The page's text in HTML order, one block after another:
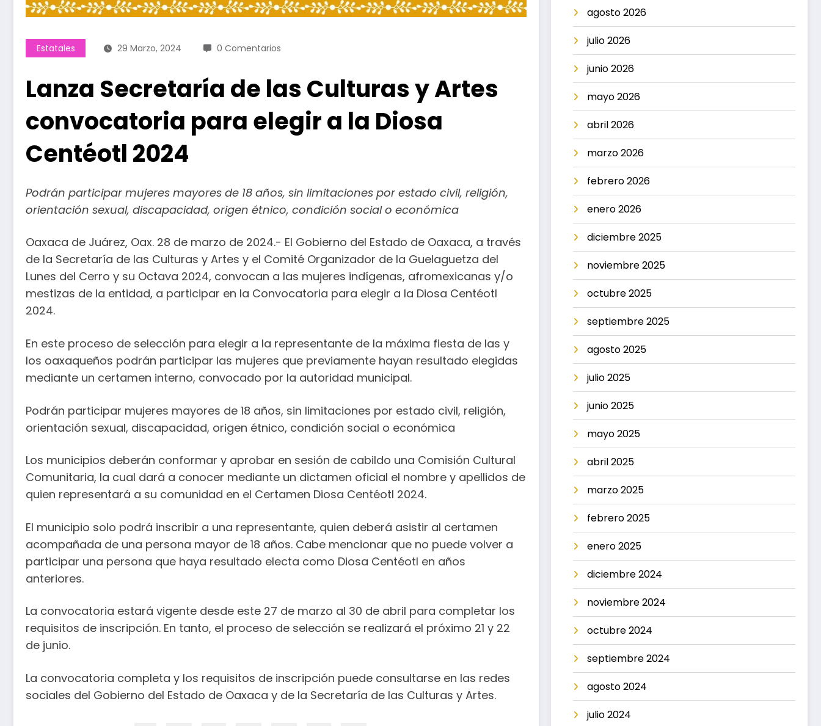
Estatales 29 Marzo, 2024 0 Comentarios
Lanza Secretaría de las Culturas y Artes
convocatoria para elegir a la Diosa
Centéotl 2024
Podrán participar mujeres mayores de 18 años, sin limitaciones por estado civil, religión,
orientación sexual, discapacidad, origen étnico, condición social o económica
Oaxaca de Juárez, Oax. 28 de marzo de 2024.- El Gobierno del Estado de Oaxaca, a través
de la Secretaría de las Culturas y Artes y el Comité Organizador de la Guelaguetza del
Lunes del Cerro y su Octava 2024, convocan a las mujeres indígenas, afromexicanas y/o
mestizas de la entidad, a participar en la Convocatoria para elegir a la Diosa Centéotl
2024.
En este proceso de selección para elegir a la representante de la máxima fiesta de las y
los oaxaqueños podrán participar las mujeres que previamente hayan resultado elegidas
mediante un certamen interno, convocado por la autoridad municipal.
Podrán participar mujeres mayores de 18 años, sin limitaciones por estado civil, religión,
orientación sexual, discapacidad, origen étnico, condición social o económica
Los municipios deberán conformar y aprobar en sesión de cabildo una Comisión Cultural
Comunitaria, la cual dará a conocer mediante un dictamen oficial el nombre y apellidos de
quien representará a su comunidad en el Certamen Diosa Centéotl 2024.
El municipio solo podrá inscribir a una representante, quien deberá asistir al certamen
acompañada de una persona mayor de 18 años. Cabe mencionar que no puede volver a
participar una persona que haya resultado electa como Diosa Centéotl en años
anteriores.
La convocatoria estará vigente desde este 27 de marzo al 30 de abril para completar los
requisitos de inscripción. En tanto, el proceso de selección se realizará el próximo 21 y 22
de junio.
La convocatoria completa y los requisitos de inscripción puede consultarse en las redes
sociales del Gobierno del Estado de Oaxaca y de la Secretaría de las Culturas y Artes.
agosto 2026
julio 2026
junio 2026
mayo 2026
abril 2026
marzo 2026
febrero 2026
enero 2026
diciembre 2025
noviembre 2025
octubre 2025
septiembre 2025
agosto 2025
julio 2025
junio 2025
mayo 2025
abril 2025
marzo 2025
febrero 2025
enero 2025
diciembre 2024
noviembre 2024
octubre 2024
septiembre 2024
agosto 2024
julio 2024